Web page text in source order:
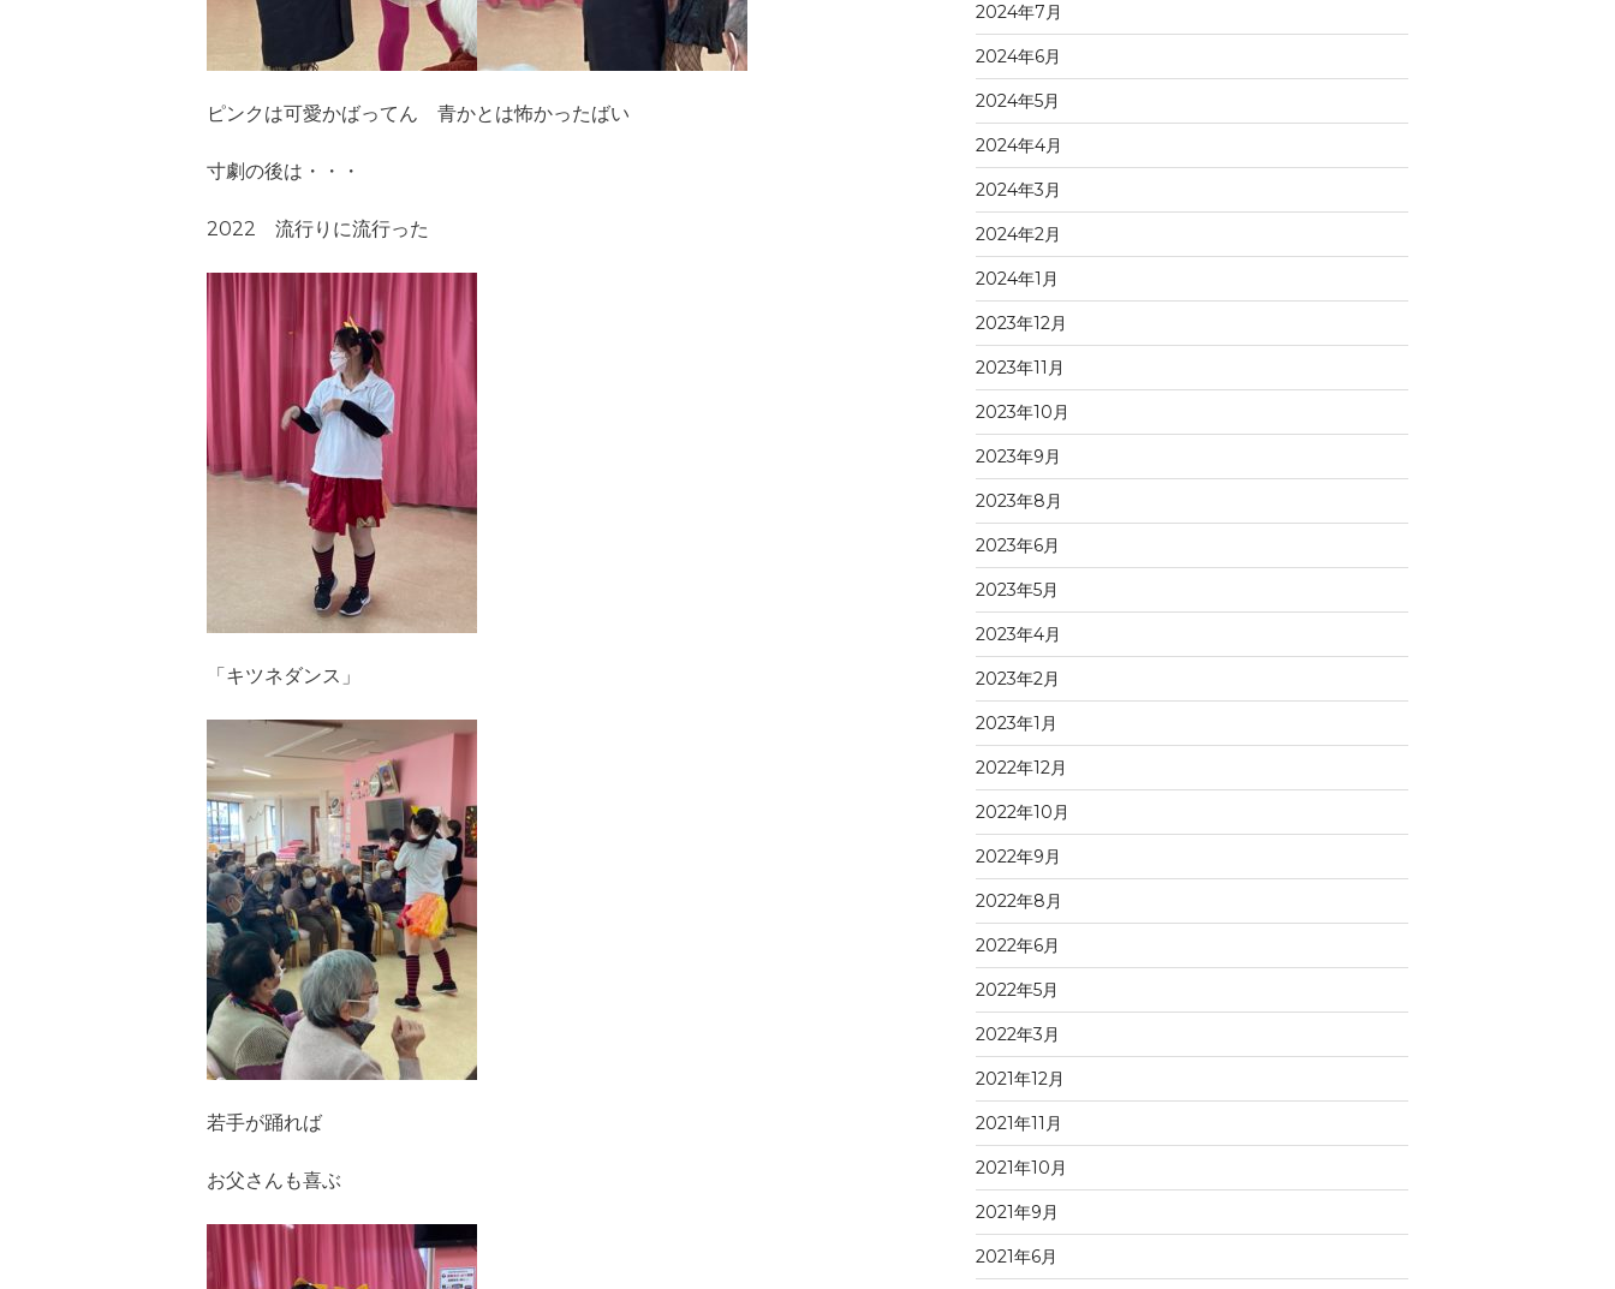
ピンクは可愛かばってん 青かとは怖かったばい
寸劇の後は・・・
2022 流行りに流行った
「キツネダンス」
若手が踊れば
お父さんも喜ぶ
2024年7月
2024年6月
2024年5月
2024年4月
2024年3月
2024年2月
2024年1月
2023年12月
2023年11月
2023年10月
2023年9月
2023年8月
2023年6月
2023年5月
2023年4月
2023年2月
2023年1月
2022年12月
2022年10月
2022年9月
2022年8月
2022年6月
2022年5月
2022年3月
2021年12月
2021年11月
2021年10月
2021年9月
2021年6月